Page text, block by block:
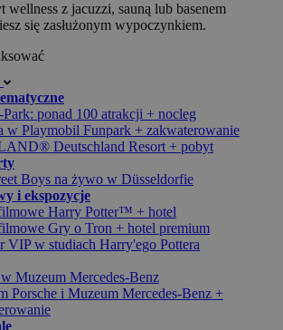
wellness z jacuzzi, sauną lub basenem
się zasłużonym wypoczynkiem.
Park: ponad 100 atrakcji + nocleg
w Playmobil Funpark + zakwaterowanie
Deutschland Resort + pobyt
Boys na żywo w Düsseldorfie
i ekspozycje
Harry Potter™ + hotel
Gry o Tron + hotel premium
VIP w studiach Harry'ego Pottera
Muzeum Mercedes-Benz
Porsche i Muzeum Mercedes-Benz +